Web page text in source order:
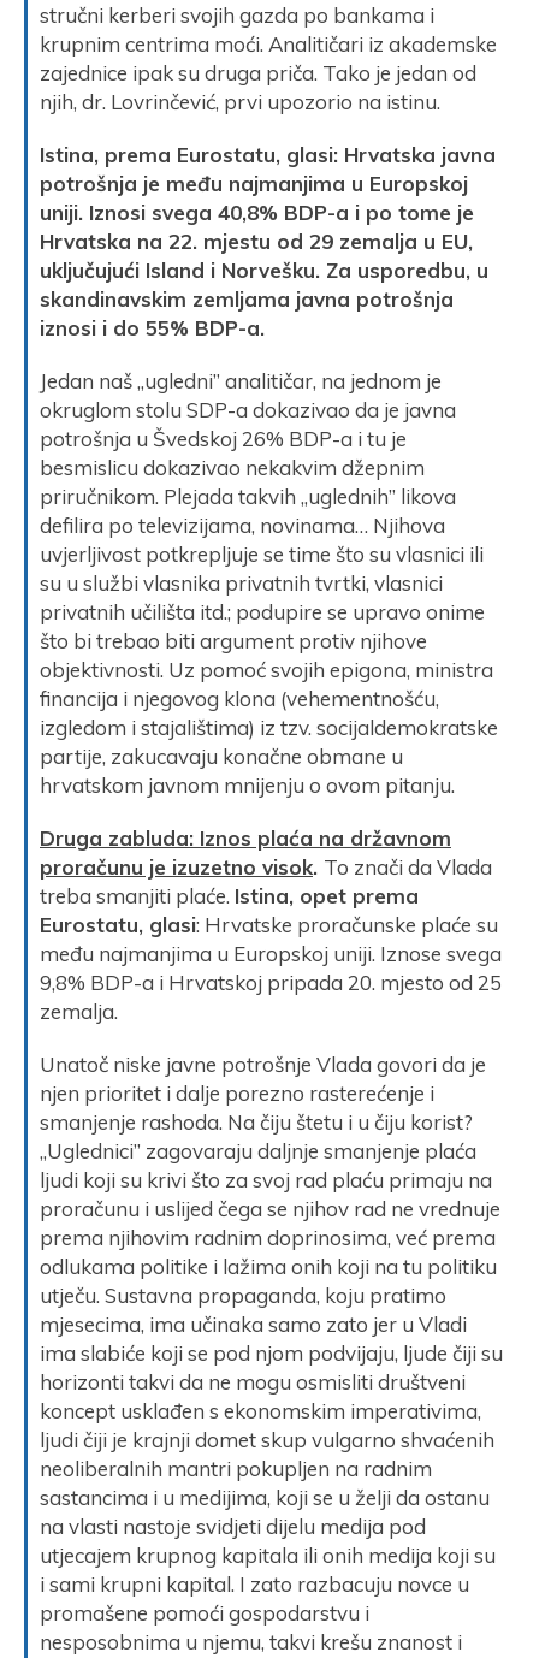
stručni kerberi svojih gazda po bankama i
krupnim centrima moći. Analitičari iz akademske
zajednice ipak su druga priča. Tako je jedan od
njih, dr. Lovrinčević, prvi upozorio na istinu.
Istina, prema Eurostatu, glasi: Hrvatska javna
potrošnja je među najmanjima u Europskoj
uniji. Iznosi svega 40,8% BDP-a i po tome je
Hrvatska na 22. mjestu od 29 zemalja u EU,
uključujući Island i Norvešku. Za usporedbu, u
skandinavskim zemljama javna potrošnja
iznosi i do 55% BDP-a.
Jedan naš „ugledni” analitičar, na jednom je
okruglom stolu SDP-a dokazivao da je javna
potrošnja u Švedskoj 26% BDP-a i tu je
besmislicu dokazivao nekakvim džepnim
priručnikom. Plejada takvih „uglednih” likova
defilira po televizijama, novinama… Njihova
uvjerljivost potkrepljuje se time što su vlasnici ili
su u službi vlasnika privatnih tvrtki, vlasnici
privatnih učilišta itd.; podupire se upravo onime
što bi trebao biti argument protiv njihove
objektivnosti. Uz pomoć svojih epigona, ministra
financija i njegovog klona (vehementnošću,
izgledom i stajalištima) iz tzv. socijaldemokratske
partije, zakucavaju konačne obmane u
hrvatskom javnom mnijenju o ovom pitanju.
Druga zabluda: Iznos plaća na državnom
proračunu je izuzetno visok. To znači da Vlada
treba smanjiti plaće. Istina, opet prema
Eurostatu, glasi: Hrvatske proračunske plaće su
među najmanjima u Europskoj uniji. Iznose svega
9,8% BDP-a i Hrvatskoj pripada 20. mjesto od 25
zemalja.
Unatoč niske javne potrošnje Vlada govori da je
njen prioritet i dalje porezno rasterećenje i
smanjenje rashoda. Na čiju štetu i u čiju korist?
„Uglednici” zagovaraju daljnje smanjenje plaća
ljudi koji su krivi što za svoj rad plaću primaju na
proračunu i uslijed čega se njihov rad ne vrednuje
prema njihovim radnim doprinosima, već prema
odlukama politike i lažima onih koji na tu politiku
utječu. Sustavna propaganda, koju pratimo
mjesecima, ima učinaka samo zato jer u Vladi
ima slabiće koji se pod njom podvijaju, ljude čiji su
horizonti takvi da ne mogu osmisliti društveni
koncept usklađen s ekonomskim imperativima,
ljudi čiji je krajnji domet skup vulgarno shvaćenih
neoliberalnih mantri pokupljen na radnim
sastancima i u medijima, koji se u želji da ostanu
na vlasti nastoje svidjeti dijelu medija pod
utjecajem krupnog kapitala ili onih medija koji su
i sami krupni kapital. I zato razbacuju novce u
promašene pomoći gospodarstvu i
nesposobnima u njemu, takvi krešu znanost i